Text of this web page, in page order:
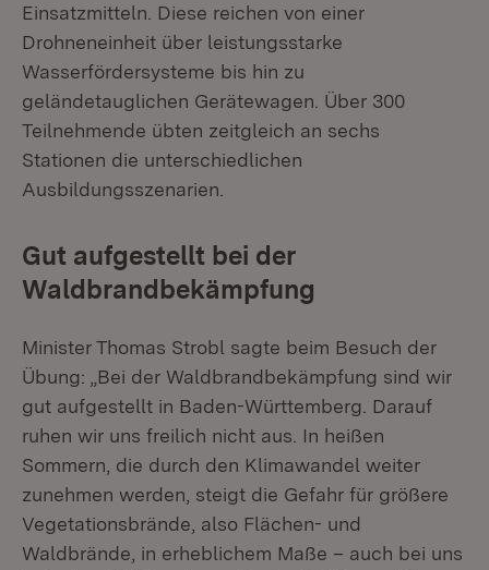
Einsatzmitteln. Diese reichen von einer
Drohneneinheit über leistungsstarke
Wasserfördersysteme bis hin zu
geländetauglichen Gerätewagen. Über 300
Teilnehmende übten zeitgleich an sechs
Stationen die unterschiedlichen
Ausbildungsszenarien.
Gut aufgestellt bei der
Waldbrandbekämpfung
Minister Thomas Strobl sagte beim Besuch der
Übung: „Bei der Waldbrandbekämpfung sind wir
gut aufgestellt in Baden-Württemberg. Darauf
ruhen wir uns freilich nicht aus. In heißen
Sommern, die durch den Klimawandel weiter
zunehmen werden, steigt die Gefahr für größere
Vegetationsbrände, also Flächen- und
Waldbrände, in erheblichem Maße – auch bei uns